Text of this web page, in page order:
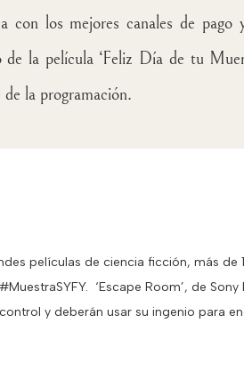
los mejores canales de pago
la película ‘Feliz Día de tu
la programación.
películas de ciencia ficción, más de
‘Escape Room’, de
y deberán usar su ingenio para